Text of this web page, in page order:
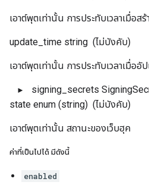
เอาต์พุตเท่านั้น การประทับเวลาเมื่อสร้
update_time string (ไม่บังคับ)
เอาต์พุตเท่านั้น การประทับเวลาเมื่ออั
signing_secrets
state enum (string) (ไม่บังคับ)
เอาต์พุตเท่านั้น สถานะของเว็บฮุค
ค่าที่เป็นไปได้ มีดังนี้
enabled